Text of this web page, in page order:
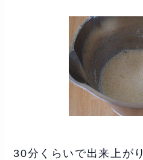
30分くらいで出来上がり